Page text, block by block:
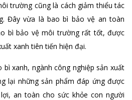
trường cũng là cách giảm thiểu tác
Đây vừa là bao bì bảo vệ an toàn
bì bảo vệ môi trường rất tốt, được
xanh tiên tiến hiện đại.
xanh, ngành công nghiệp sản xuất
lại những sản phẩm đáp ứng được
an toàn cho sức khỏe con người